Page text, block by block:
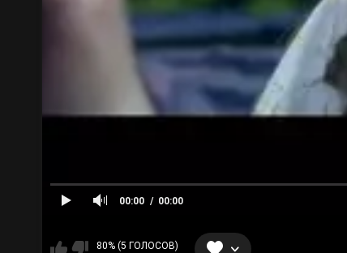
00:00 00:00
80% (5 ГОЛОСОВ)